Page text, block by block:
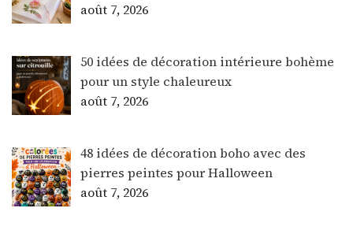
août 7, 2026
50 idées de décoration intérieure bohème
pour un style chaleureux
août 7, 2026
48 idées de décoration boho avec des
pierres peintes pour Halloween
août 7, 2026